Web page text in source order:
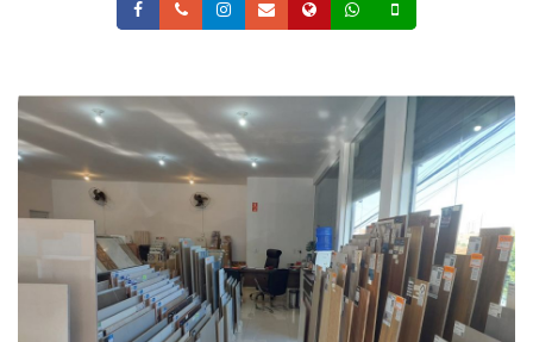
FacebookTelefoneInstagram
Email Site Whatsapp